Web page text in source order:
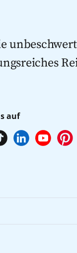
auf